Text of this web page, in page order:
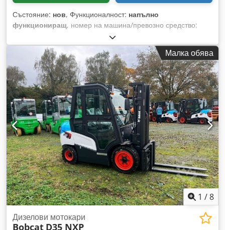
Състояние: нов, Функционалност: напълно
функциониращ, номер на машина/превозно средство:
, Година на производство:
5 000 кг, височина на повдигане:4 575 мм, свободно
повдигане:1 800 мм , тип гориво: дизел, тип мачта:
триплекс, строителна височина:2 320 мм, дължина на
вилиците:1 200 мм, тип задвижване:Diesel, Дизелов
мотокар Сериен номер на шасито: 0000 Товарен център:
500 мм ISO клас: ISO клас 4 = 5 000 - 10 000 кг Codpfx
Amoy Up Ndsgjrf Тип мачта: Триплекс Състояние: Ново
устройство Техническо състояние: Ново Гуми отпред тип:
Супереластични Състояние на предните гуми: Нови Гуми
отзад тип: Супереластични Състояние на задните гуми:
Нови Страничен измествател, 3-ти вентил, 4-ти вентил,
напълно затворена кабина, LED осветление, Радио
Малка обява
1 /8
Дизелови мотокари
Bobcat D35 NXP